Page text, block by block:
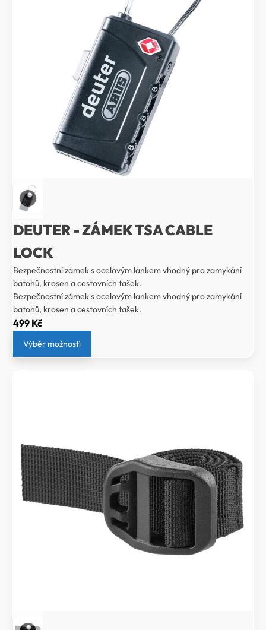
DEUTER - ZÁMEK TSA CABLE
LOCK
Bezpečnostní zámek s ocelovým lankem vhodný pro zamykání
batohů, krosen a cestovních tašek.
Bezpečnostní zámek s ocelovým lankem vhodný pro zamykání
batohů, krosen a cestovních tašek.
499 Kč
Výběr možností